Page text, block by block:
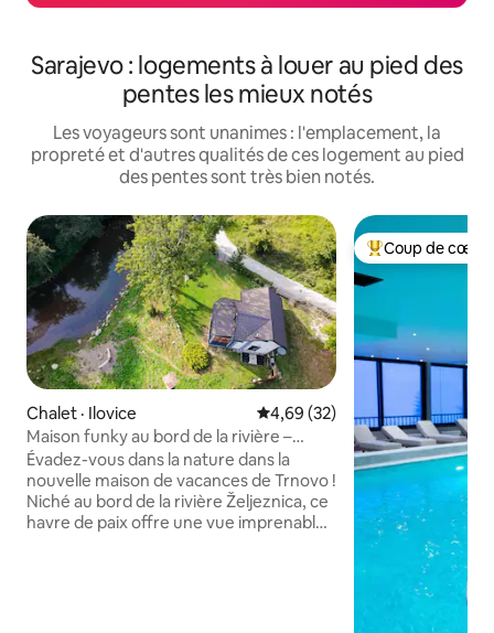
Sarajevo : logements à louer au pied des
pentes les mieux notés
Les voyageurs sont unanimes : l'emplacement, la
propreté et d'autres qualités de ces logement au pied
des pentes sont très bien notés.
Chalet · Ilovice Note moyenne de 4,69 sur 5,
4,69 (32)
Maison funky au bord de la rivière –
Retraite privée et paisible
Évadez-vous dans la nature dans la
nouvelle maison de vacances de Trnovo !
Niché au bord de la rivière Željeznica, ce
havre de paix offre une vue imprenable
Coup de cœur
Coup de cœur